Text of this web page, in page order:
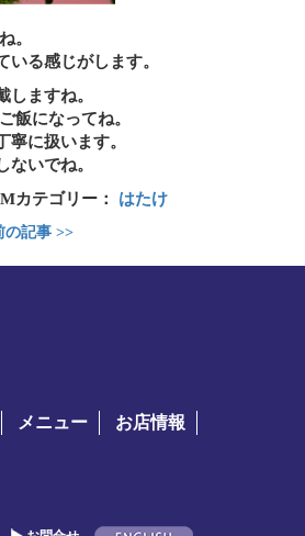
。
いる感じがします。
しますね。
飯になってね。
寧に扱います。
ないでね。
カテゴリー： はたけ
の記事 >>
メニュー
お店情報